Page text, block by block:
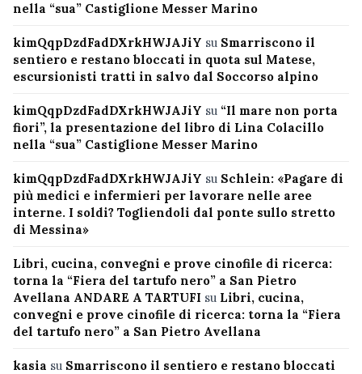
nella “sua” Castiglione Messer Marino
kimQqpDzdFadDXrkHWJAJiY su Smarriscono il
sentiero e restano bloccati in quota sul Matese,
escursionisti tratti in salvo dal Soccorso alpino
kimQqpDzdFadDXrkHWJAJiY su “Il mare non porta
fiori”, la presentazione del libro di Lina Colacillo
nella “sua” Castiglione Messer Marino
kimQqpDzdFadDXrkHWJAJiY su Schlein: «Pagare di
più medici e infermieri per lavorare nelle aree
interne. I soldi? Togliendoli dal ponte sullo stretto
di Messina»
Libri, cucina, convegni e prove cinofile di ricerca:
torna la “Fiera del tartufo nero” a San Pietro
Avellana ANDARE A TARTUFI su Libri, cucina,
convegni e prove cinofile di ricerca: torna la “Fiera
del tartufo nero” a San Pietro Avellana
kasia su Smarriscono il sentiero e restano bloccati